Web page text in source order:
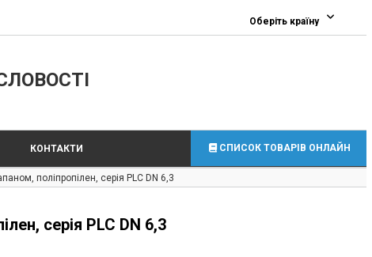
Оберіть країну
КОНТАКТИ СПИСОК ТОВАРІВ ОНЛАЙН
поліпропілен, серія PLC DN 6,3
серія PLC DN 6,3